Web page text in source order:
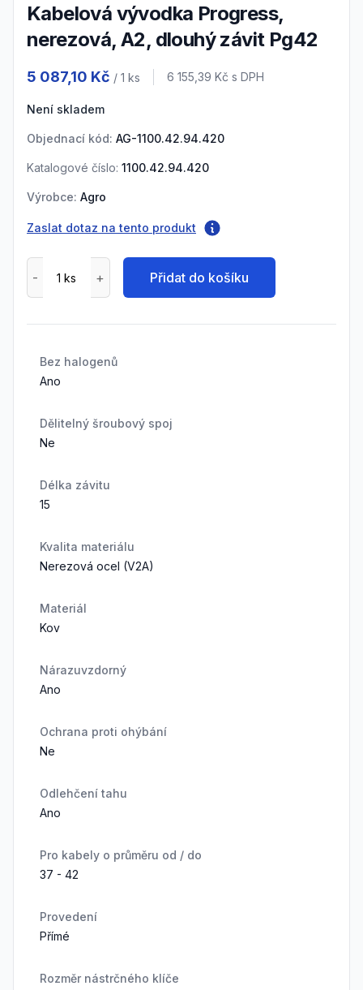
Kabelová vývodka Progress,
nerezová, A2, dlouhý závit Pg42
5 087,10 Kč / 1 ks Cena s DPH
6 155,39 Kč s DPH
Není skladem
Objednací kód: AG-1100.42.94.420
Katalogové číslo: 1100.42.94.420
Výrobce: Agro
Zaslat dotaz na tento produkt
Přidat do košíku
Bez halogenů
Ano
Dělitelný šroubový spoj
Ne
Délka závitu
15
Kvalita materiálu
Nerezová ocel (V2A)
Materiál
Kov
Nárazuvzdorný
Ano
Ochrana proti ohýbání
Ne
Odlehčení tahu
Ano
Pro kabely o průměru od / do
37 - 42
Provedení
Přímé
Rozměr nástrčného klíče